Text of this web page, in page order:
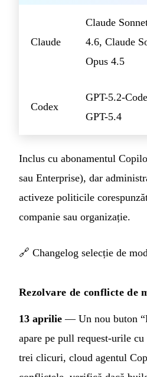
Claude
Claude
4.6, Claude
Opus 4.5
Codex
GPT-5.2-
GPT-5.4
Inclus cu abonamentul
sau Enterprise), dar
activeze politicile
companie sau organizație.
🔗 Changelog selecție de
Rezolvare de conflicte de
13 aprilie — Un nou buton
apare pe pull request-urile
trei clicuri, cloud agentul